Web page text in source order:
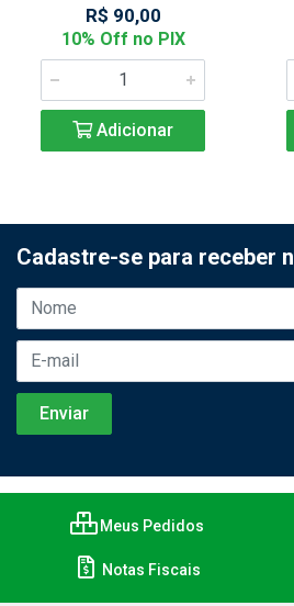
R$ 90,00
10% Off no PIX
Adicionar
Cadastre-se para receber
Meus Pedidos
Notas Fiscais